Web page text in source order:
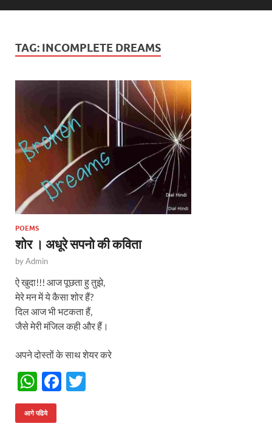
TAG: INCOMPLETE DREAMS
POEMS
शोर । अधूरे सपनो की कविता
byAdmin
ऐ खुदा!!! आज पूछता हु तुझे,
मेरे मन में ये कैसा शोर हैं?
दिल आज भी भटकता हैं,
जैसे मेरी मंजिल कही और हैं।
अपने दोस्तों के साथ शेयर करे
W
h
at
F
आगे पढिये